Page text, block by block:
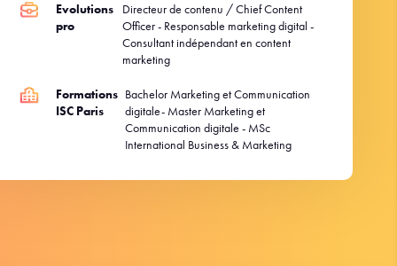
Evolutions
pro
Directeur de contenu / Chief Content
Officer - Responsable marketing digital -
Consultant indépendant en content
marketing
Formations
ISC Paris
Bachelor Marketing et Communication
digitale- Master Marketing et
Communication digitale - MSc
International Business & Marketing